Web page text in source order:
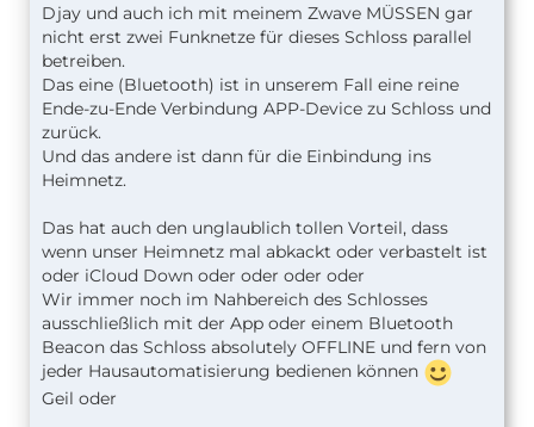
Djay und auch ich mit meinem Zwave MÜSSEN gar
nicht erst zwei Funknetze für dieses Schloss parallel
betreiben.
Das eine (Bluetooth) ist in unserem Fall eine reine
Ende-zu-Ende Verbindung APP-Device zu Schloss und
zurück.
Und das andere ist dann für die Einbindung ins
Heimnetz.
Das hat auch den unglaublich tollen Vorteil, dass
wenn unser Heimnetz mal abkackt oder verbastelt ist
oder iCloud Down oder oder oder oder
Wir immer noch im Nahbereich des Schlosses
ausschließlich mit der App oder einem Bluetooth
Beacon das Schloss absolutely OFFLINE und fern von
jeder Hausautomatisierung bedienen können
Geil oder